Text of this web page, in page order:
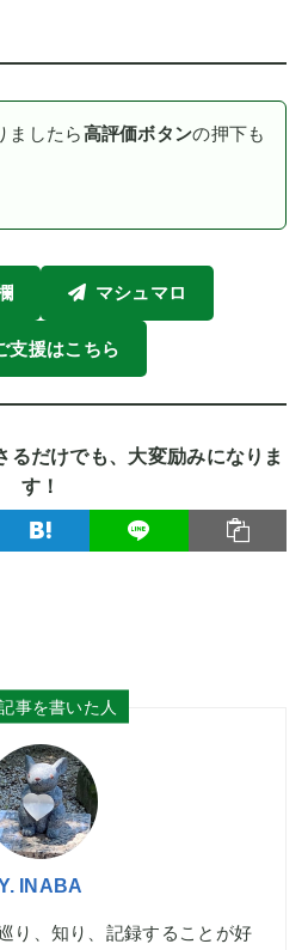
ましたら高評価ボタンの押下も
マシュマロ
支援はこちら
るだけでも、大変励みになりま
す！
事を書いた人
INABA
り、知り、記録することが好